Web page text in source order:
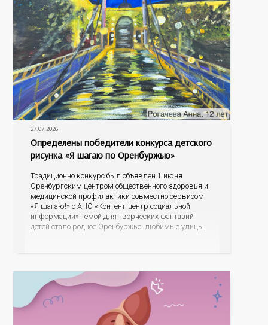
27.07.2026
Определены победители конкурса детского
рисунка «Я шагаю по Оренбуржью»
Традиционно конкурс был объявлен 1 июня
Оренбургским центром общественного здоровья и
медицинской профилактики совместно сервисом
«Я шагаю!» с АНО «Контент-центр социальной
информации» Темой для творческих фантазий
детей стало родное Оренбуржье: любимые улицы,